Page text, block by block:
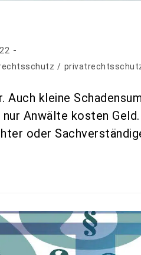
/
Auch kleine
Anwälte kosten
oder